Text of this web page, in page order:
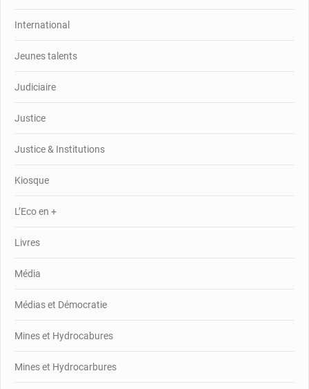
International
Jeunes talents
Judiciaire
Justice
Justice & Institutions
Kiosque
L’Eco en +
Livres
Média
Médias et Démocratie
Mines et Hydrocabures
Mines et Hydrocarbures